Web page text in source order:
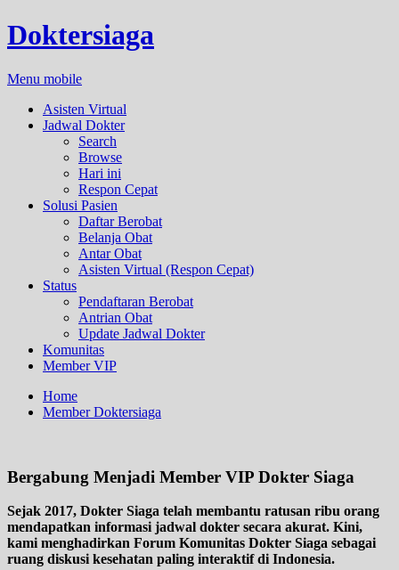
Doktersiaga
Menu mobile
Asisten Virtual
Jadwal Dokter
Search
Browse
Hari ini
Respon Cepat
Solusi Pasien
Daftar Berobat
Belanja Obat
Antar Obat
Asisten Virtual (Respon Cepat)
Status
Pendaftaran Berobat
Antrian Obat
Update Jadwal Dokter
Komunitas
Member VIP
Home
Member Doktersiaga
Bergabung Menjadi Member VIP Dokter Siaga
Sejak 2017, Dokter Siaga telah membantu ratusan ribu orang
mendapatkan informasi jadwal dokter secara akurat. Kini,
kami menghadirkan Forum Komunitas Dokter Siaga sebagai
ruang diskusi kesehatan paling interaktif di Indonesia.